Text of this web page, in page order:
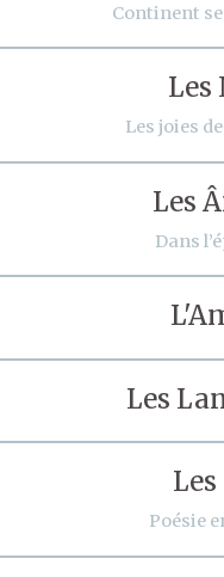
Continent
Les
Les joies
Les
Dans
Les
Poésie